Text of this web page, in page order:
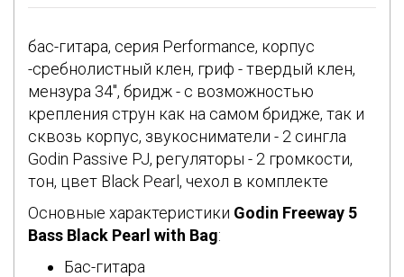
бас-гитара, серия Performance, корпус
-сребнолистный клен, гриф - твердый клен,
мензура 34″, бридж - с возможностью
крепления струн как на самом бридже, так и
сквозь корпус, звукосниматели - 2 сингла
Godin Passive PJ, регуляторы - 2 громкости,
тон, цвет Black Pearl, чехол в комплекте
Основные характеристики Godin Freeway 5
Bass Black Pearl with Bag:
Бас-гитара